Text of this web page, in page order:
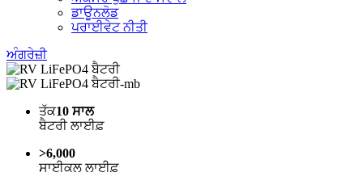
ਡਾਊਨਲੋਡ
ਪਰਾਈਵੇਟ ਨੀਤੀ
ਅੰਗਰੇਜ਼ੀ
ਤੱਕ10 ਸਾਲ
ਬੈਟਰੀ ਲਾਈਫ਼
>6,000
ਸਾਈਕਲ ਲਾਈਫ਼